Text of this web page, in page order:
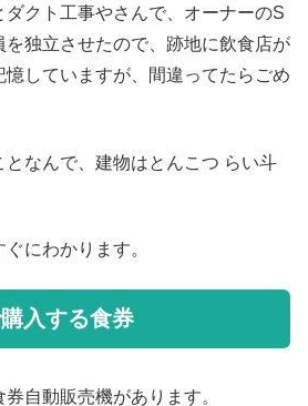
ダクト工事やさんで、オーナーのS
を独立させたので、跡地に飲食店が
憶していますが、間違ってたらごめ
となんで、建物はとんこつ らい斗
にわかります。
入する食券
自動販売機があります。